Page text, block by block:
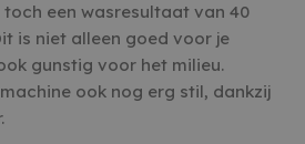
een wasresultaat van 40
is niet alleen goed voor je
gunstig voor het milieu.
ook nog erg stil, dankzij